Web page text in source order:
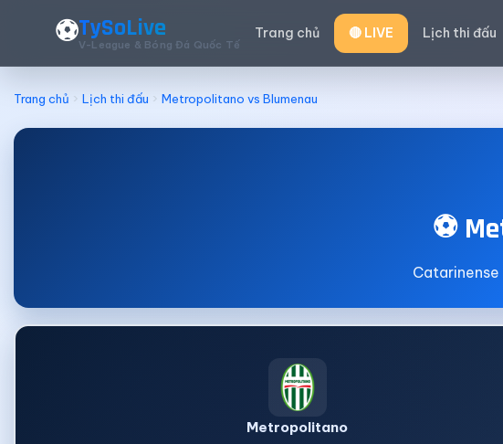
⚽TySoLive
V-League & Bóng Đá Quốc Tế
Trang chủ 🔴 LIVE Lịch thi đấu
Trang chủ Lịch thi đấu Metropolitano vs Blumenau
⚽
Metropolitano